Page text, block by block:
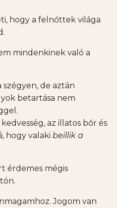
hogy a felnőttek világa
mindenkinek való a
de aztán
betartása nem
az illatos bőr és
hogy valaki beillik a
érdemes mégis
Jogom van